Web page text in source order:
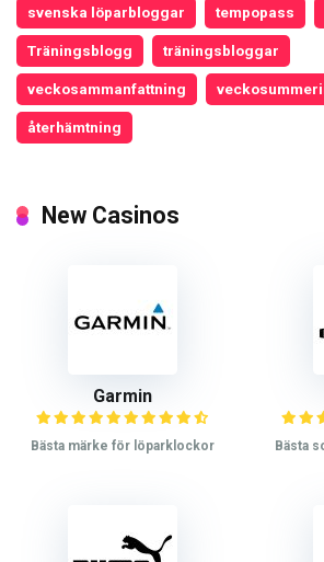
svenska löparbloggar tempopass
Träningsblogg träningsbloggar
veckosammanfattning
återhämtning
New Casinos
Garmin
Bästa märke för löparklockor Bästa